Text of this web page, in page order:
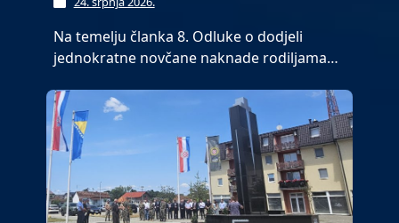
Na temelju članka 8. Odluke o dodjeli
jednokratne novčane naknade rodiljama…